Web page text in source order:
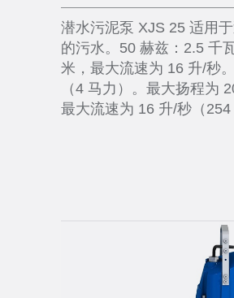
潜水污泥泵 XJS 25 适用
的污水。50 赫兹：2.5 千
米，最大流速为 16 升/秒
（4 马力）。最大扬程为
最大流速为 16 升/秒（254